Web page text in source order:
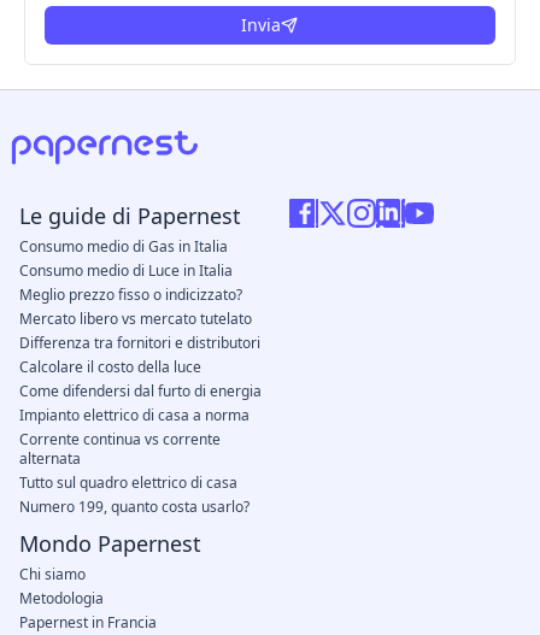
Invia
Le guide di Papernest
Consumo medio di Gas in Italia
Consumo medio di Luce in Italia
Meglio prezzo fisso o indicizzato?
Mercato libero vs mercato tutelato
Differenza tra fornitori e distributori
Calcolare il costo della luce
Come difendersi dal furto di energia
Impianto elettrico di casa a norma
Corrente continua vs corrente
alternata
Tutto sul quadro elettrico di casa
Numero 199, quanto costa usarlo?
Mondo Papernest
Chi siamo
Metodologia
Papernest in Francia